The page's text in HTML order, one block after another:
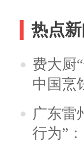
热点新
费大厨
中国烹
广东雷
行为”